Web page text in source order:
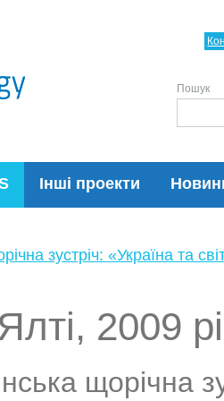
Інші проекти
Пошук
зустріч: «Україна та
2009
щорічна